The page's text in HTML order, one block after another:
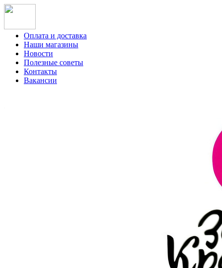
Оплата и доставка
Наши магазины
Новости
Полезные советы
Контакты
Вакансии